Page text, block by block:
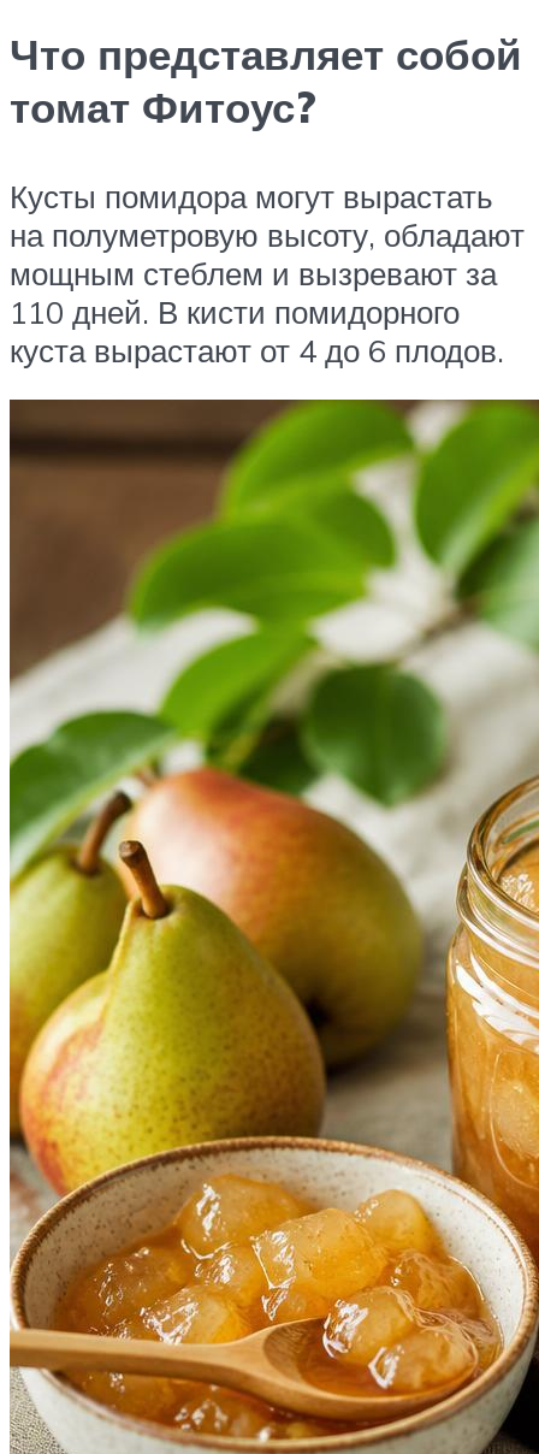
Что представляет собой
томат Фитоус?
Кусты помидора могут вырастать
на полуметровую высоту, обладают
мощным стеблем и вызревают за
110 дней. В кисти помидорного
куста вырастают от 4 до 6 плодов.